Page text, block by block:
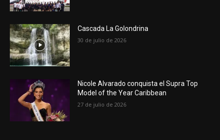
Cascada La Golondrina
30 de julio de 2026
Nicole Alvarado conquista el Supra Top
Model of the Year Caribbean
27 de julio de 2026